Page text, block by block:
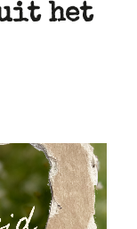
uit het